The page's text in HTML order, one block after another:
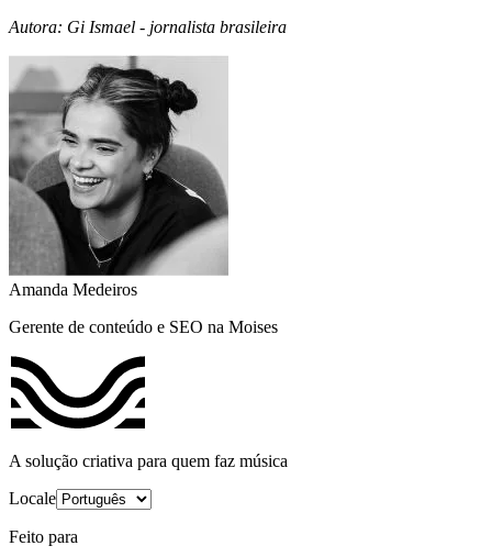
Autora: Gi Ismael - jornalista brasileira
Amanda Medeiros
Gerente de conteúdo e SEO na Moises
A solução criativa para quem faz música
Locale
Feito para